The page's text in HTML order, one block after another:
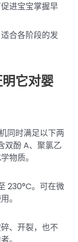
进宝宝掌握早
合各阶段的发
它对婴
同时满足以下两
双酚 A、聚氯乙
物质。
230°C。可在微
。
、开裂，也不